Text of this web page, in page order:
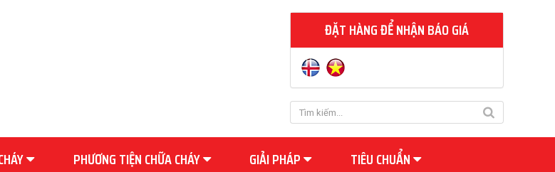
ĐẶT HÀNG ĐỂ NHẬN BÁO GIÁ
PHƯƠNG TIỆN CHỮA CHÁY GIẢI PHÁP TIÊU CHUẨN